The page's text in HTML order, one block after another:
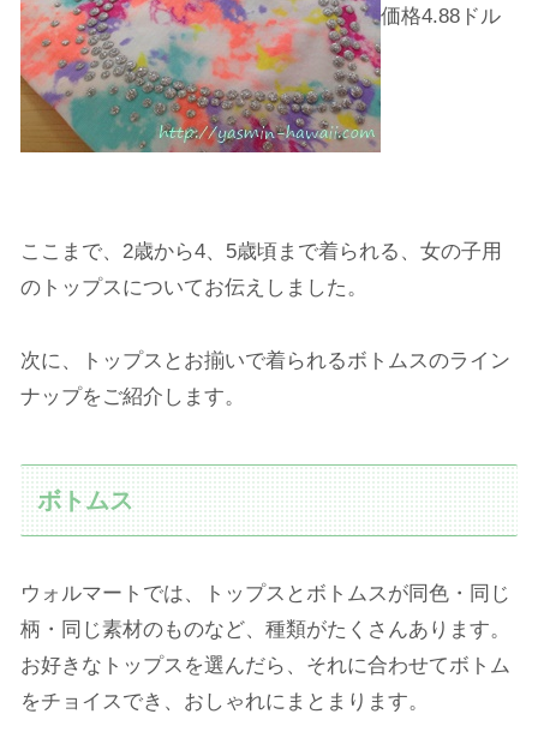
価格4.88ドル
ここまで、2歳から4、5歳頃まで着られる、女の子用
のトップスについてお伝えしました。
次に、トップスとお揃いで着られるボトムスのライン
ナップをご紹介します。
ボトムス
ウォルマートでは、トップスとボトムスが同色・同じ
柄・同じ素材のものなど、種類がたくさんあります。
お好きなトップスを選んだら、それに合わせてボトム
をチョイスでき、おしゃれにまとまります。